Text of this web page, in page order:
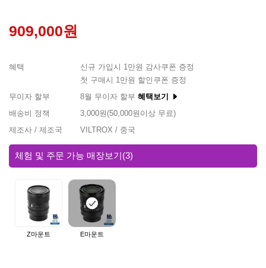
909,000원
혜택
신규 가입시 1만원 감사쿠폰 증정
첫 구매시 1만원 할인쿠폰 증정
무이자 할부
8월 무이자 할부 혜택보기
배송비 정책
3,000원(50,000원이상 무료)
제조사 / 제조국
VILTROX / 중국
체험 및 주문 가능 매장보기(3)
Z마운트 E마운트